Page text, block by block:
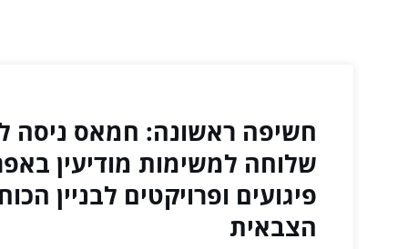
חשיפה ראשונה: חמאס ניסה
שלוחה למשימות מודיעין
פיגועים ופרויקטים לבניין
הצבאית